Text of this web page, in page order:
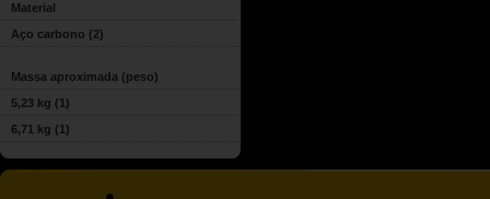
Material
Aço carbono (2)
Massa aproximada (peso)
5,23 kg (1)
6,71 kg (1)